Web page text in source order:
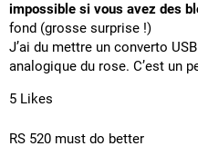
impossible si vous avez des
fond (grosse surprise !)
J’ai du mettre un converto
analogique du rose. C’est un
5 Likes
RS 520 must do better